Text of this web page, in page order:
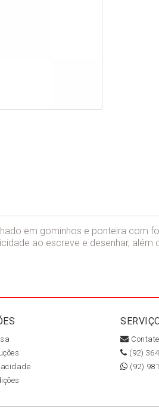
em gominhos e ponteira com
ao escreve e desenhar, além
(92)
(92)